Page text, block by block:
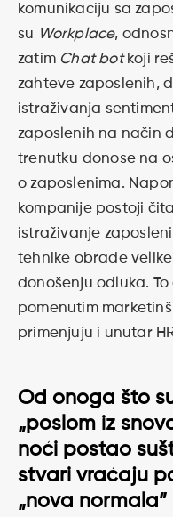
komunikaciju sa
su Workplace,
zatim Chat botkoji
zahteve zaposlenih,
istraživanja
zaposlenih na način
trenutku donose na
o zaposlenima.
kompanije postoji
istraživanje
tehnike obrade
donošenju odluka.
pomenutim
primenjuju i unutar
Od onoga što
„poslom iz
noći postao
stvari vraćaju
„nova